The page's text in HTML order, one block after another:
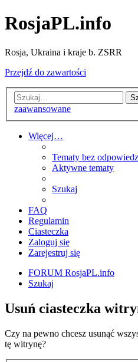
RosjaPL.info
Rosja, Ukraina i kraje b. ZSRR
Przejdź do zawartości
zaawansowane
Więcej…
Tematy bez
Aktywne tematy
Szukaj
FAQ
Regulamin
Ciasteczka
Zaloguj się
Zarejestruj się
FORUM RosjaPL.info
Szukaj
Usuń ciasteczka
Czy na pewno chcesz usunąć
tę witrynę?